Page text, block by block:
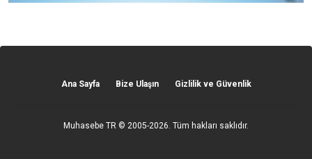
Ana Sayfa Bize Ulaşın Gizlilik ve Güvenlik
Muhasebe TR © 2005-2026. Tüm hakları saklıdır.